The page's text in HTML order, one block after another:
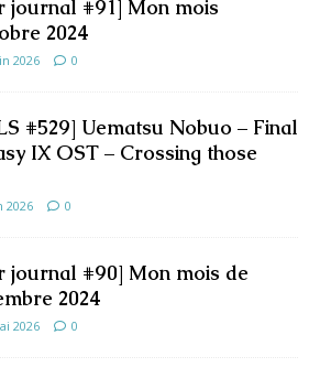
journal #91] Mon mois
2024
2026 0
#529] Uematsu Nobuo – Final
IX OST – Crossing those
2026 0
journal #90] Mon mois de
2024
2026 0